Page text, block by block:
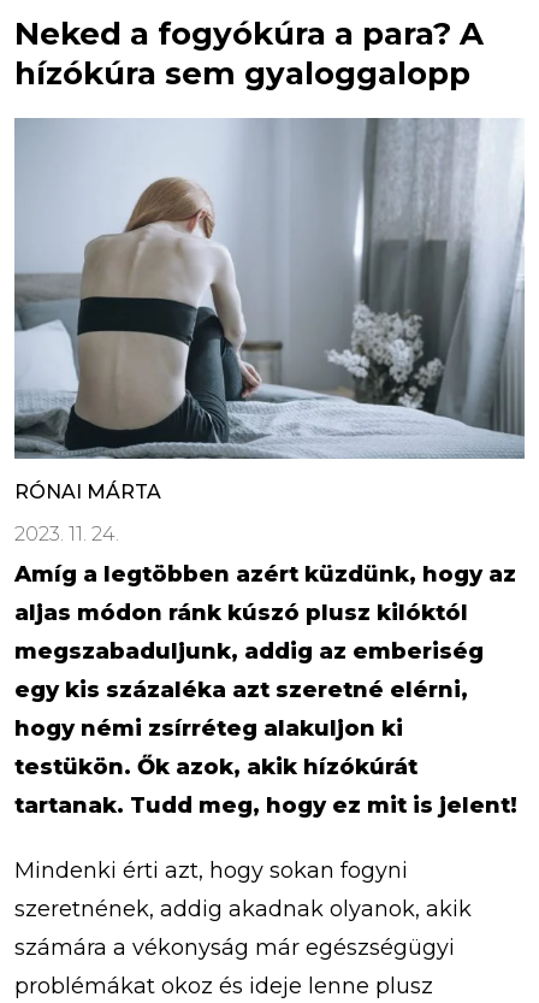
Neked a fogyókúra a para? A
hízókúra sem gyaloggalopp
RÓNAI MÁRTA
2023. 11. 24.
Amíg a legtöbben azért küzdünk, hogy az
aljas módon ránk kúszó plusz kilóktól
megszabaduljunk, addig az emberiség
egy kis százaléka azt szeretné elérni,
hogy némi zsírréteg alakuljon ki
testükön. Ők azok, akik hízókúrát
tartanak. Tudd meg, hogy ez mit is jelent!
Mindenki érti azt, hogy sokan fogyni
szeretnének, addig akadnak olyanok, akik
számára a vékonyság már egészségügyi
problémákat okoz és ideje lenne plusz